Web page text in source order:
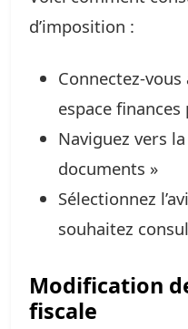
d’imposition :
Connectez-
espace finances
Naviguez vers
documents »
Sélectionnez
souhaitez
Modification
fiscale